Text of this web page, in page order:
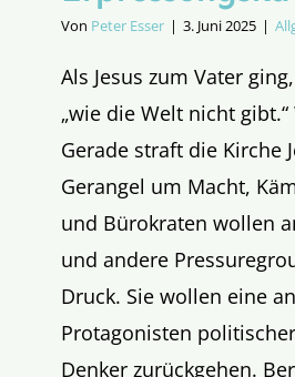
Von Peter Esser | 3. Juni 2025 |
Als Jesus zum Vater
„wie die Welt nicht
Gerade straft die Kirche
Gerangel um Macht,
und Bürokraten wollen
und andere
Druck. Sie wollen eine
Protagonisten
Denker zurückgehen.